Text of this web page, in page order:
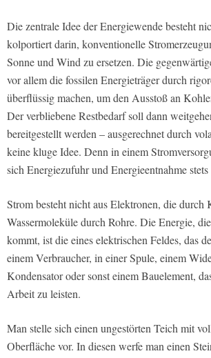
Die zentrale Idee der Energiewende besteht
kolportiert darin, konventionelle
Sonne und Wind zu ersetzen. Die
vor allem die fossilen Energieträger durch
überflüssig machen, um den Ausstoß an
Der verbliebene Restbedarf soll dann
bereitgestellt werden – ausgerechnet durch
keine kluge Idee. Denn in einem
sich Energiezufuhr und Energieentnahme stets
Strom besteht nicht aus Elektronen, die durch
Wassermoleküle durch Rohre. Die Energie,
kommt, ist die eines elektrischen Feldes, das
einem Verbraucher, in einer Spule, einem
Kondensator oder sonst einem Bauelement,
Arbeit zu leisten.
Man stelle sich einen ungestörten Teich mit
Oberfläche vor. In diesen werfe man einen